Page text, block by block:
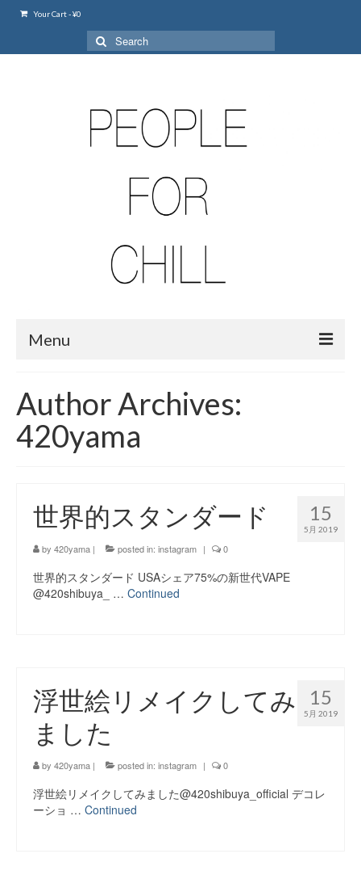
Your Cart-¥0
Search
for:
Menu
420 shibuya_info
420 shibuya_access
Instagram:420shibuya_official
About:FOUR TWENTY SHIBUYA
YouTube:420shibuya
Author Archives:
420yama
15
5月 2019
世界的スタンダード
by 420yama | posted in: instagram | 0
世界的スタンダード USAシェア75%の新世代VAPE
@420shibuya_ … Continued
15
5月 2019
浮世絵リメイクしてみ
ました
by 420yama | posted in: instagram | 0
浮世絵リメイクしてみました@420shibuya_official デコレ
ーショ … Continued